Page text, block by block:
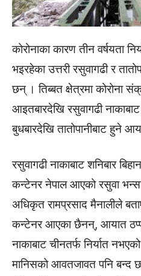
कोरोनाका कारण तीन वर्षयता
भइरहेका उत्तरी रसुवागढी र
छन् । तिब्बत क्षेत्रमा कोरोना
आइतबारदेखि रसुवागढी
बुधबारदेखि तातोपानीबाट हुने
रसुवागढी नाकाबाट शनिबार
कन्टेनर नेपाल आएको रसुवा
अधिकृत रामप्रसाद मैनालीले
कन्टेनर आएका छैनन्, आयात
नाकाबाट चीनतर्फ निर्यात
मानिसको आवतजावत पनि बन्द छ